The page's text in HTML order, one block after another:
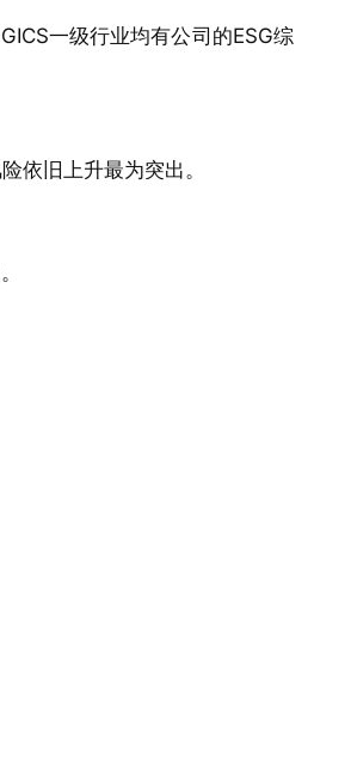
一级行业均有公司的ESG综
依旧上升最为突出。